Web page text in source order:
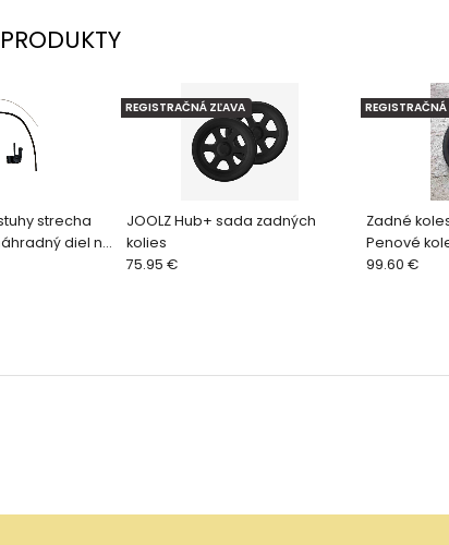
strecha
diel na
JOOLZ Hub+ sada zadných
kolies
REGISTRAČNÁ ZĽAVA
75.95 €
Zadné
Penové
99.60 €